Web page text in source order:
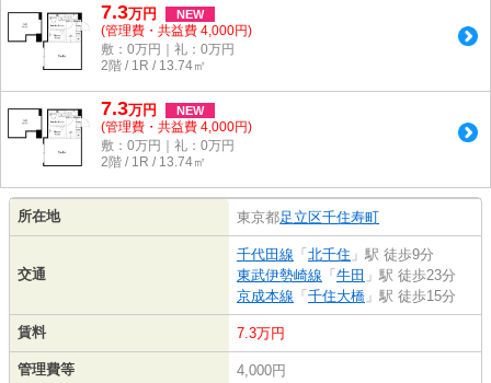
7.3万円 NEW
(管理費・共益費 4,000円)
敷：0万円｜礼：0万円
2階 / 1R / 13.74㎡
7.3万円 NEW
(管理費・共益費 4,000円)
敷：0万円｜礼：0万円
2階 / 1R / 13.74㎡
所在地 東京都足立区千住寿町
交通
千代田線 「 北千住 」駅 徒歩9分
東武伊勢崎線 「 牛田 」駅 徒歩23分
京成本線 「 千住大橋 」駅 徒歩15分
賃料 7.3万円
管理費等 4,000円